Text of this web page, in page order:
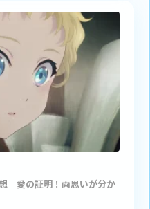
愛の証明！両思いが分か